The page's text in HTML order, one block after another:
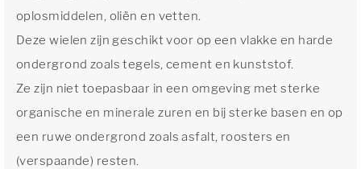
oplosmiddelen, oliën en vetten.
Deze wielen zijn geschikt voor op een vlakke en harde
ondergrond zoals tegels, cement en kunststof.
Ze zijn niet toepasbaar in een omgeving met sterke
organische en minerale zuren en bij sterke basen en op
een ruwe ondergrond zoals asfalt, roosters en
(verspaande) resten.